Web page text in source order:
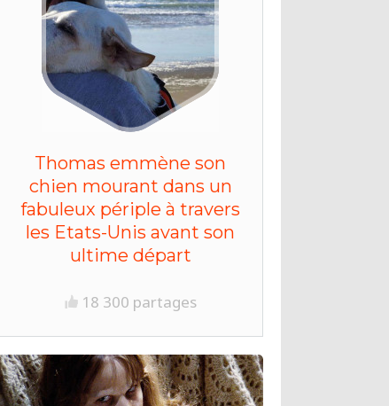
Thomas emmène son
chien mourant dans un
fabuleux périple à travers
les Etats-Unis avant son
ultime départ
18 300 partages